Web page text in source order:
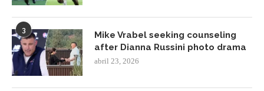
3
Mike Vrabel seeking counseling
after Dianna Russini photo drama
abril 23, 2026